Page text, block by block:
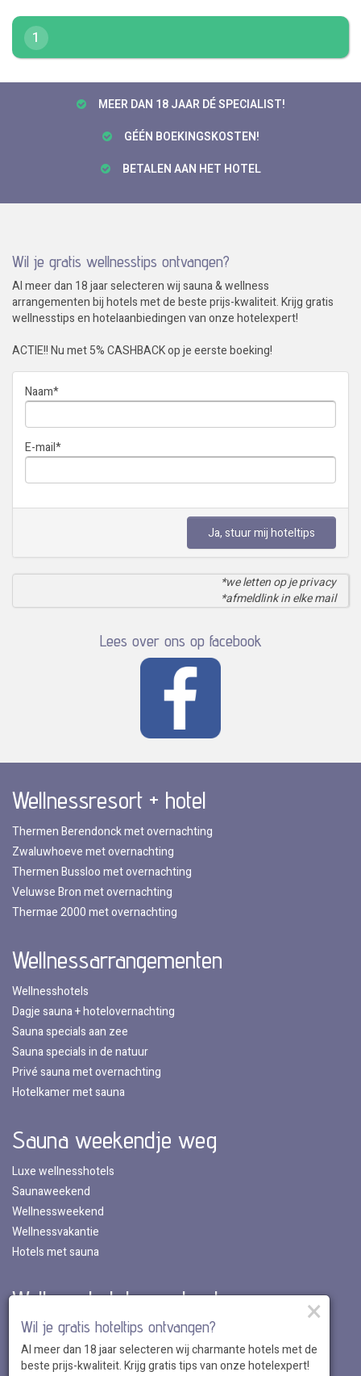
1
MEER DAN 18 JAAR DÉ SPECIALIST!
GÉÉN BOEKINGSKOSTEN!
BETALEN AAN HET HOTEL
Wil je gratis wellnesstips ontvangen?
Al meer dan 18 jaar selecteren wij sauna & wellness
arrangementen bij hotels met de beste prijs-kwaliteit. Krijg gratis
wellnesstips en hotelaanbiedingen van onze hotelexpert!
ACTIE!! Nu met 5% CASHBACK op je eerste boeking!
Naam*
E-mail*
Ja, stuur mij hoteltips
*we letten op je privacy
*afmeldlink in elke mail
Lees over ons op facebook
Wellnessresort + hotel
Thermen Berendonck met overnachting
Zwaluwhoeve met overnachting
Thermen Bussloo met overnachting
Veluwse Bron met overnachting
Thermae 2000 met overnachting
Wellnessarrangementen
Wellnesshotels
Dagje sauna + hotelovernachting
Sauna specials aan zee
Sauna specials in de natuur
Privé sauna met overnachting
Hotelkamer met sauna
Sauna weekendje weg
Luxe wellnesshotels
Saunaweekend
Wellnessweekend
Wellnessvakantie
Hotels met sauna
Wellnesshotels per land
Wellnesshotels in Nederland
Wellnesshotels in Belgie
Wellnesshotels in Luxemburg
×
Wil je gratis hoteltips ontvangen?
Al meer dan 18 jaar selecteren wij charmante hotels met de
beste prijs-kwaliteit. Krijg gratis tips van onze hotelexpert!